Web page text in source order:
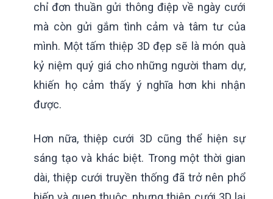
chỉ đơn thuần gửi thông điệp về ngày cưới
mà còn gửi gắm tình cảm và tâm tư của
mình. Một tấm thiệp 3D đẹp sẽ là món quà
kỷ niệm quý giá cho những người tham dự,
khiến họ cảm thấy ý nghĩa hơn khi nhận
được.
Hơn nữa, thiệp cưới 3D cũng thể hiện sự
sáng tạo và khác biệt. Trong một thời gian
dài, thiệp cưới truyền thống đã trở nên phổ